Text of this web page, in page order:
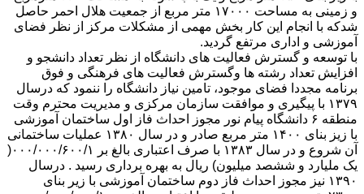
و زمینی به مساحت ۱۷۰۰۰ متر مربع از جمعیت هلال احمر حاصل
شدکه با انجام این کار بخش مهمی از مشکلات مرکز از نظر فضای
آموزشی و اداری مرتفع گردید.
با توسعه و گسترش فعالیت های دانشگاه از نظر تعداد دانشجو و
افزایش تعداد رشته ها وگسترش فعالیت های فرهنگی و فوق
برنامه مجددا فضای موجود، تامین نیاز دانشگاه را ننمود که درسال
۱۳۷۹ با پیگیری و موافقت سازمان مرکزی و مدیریت محترم وقت
منطقه ۶ دانشگاه پیام نور مجوز احداث فاز اول ساختمان آموزشی
با زیز بنای ۱۴۰۰ متر مربع صادر و در سال ۱۳۸۰ عملیات ساختمانی
آن شروع و در سال ۱۳۸۳ با صرف اعتباری بالغ بر ۰۰۰/۰۰۰/۶۰۰/۱(
یک ملیارد و ششصد میلیون) ریال به بهره برداری رسید . درسال
۱۳۹۰ نیز مجوز احداث فاز دوم ساختمان آموزشی با زیر بنای